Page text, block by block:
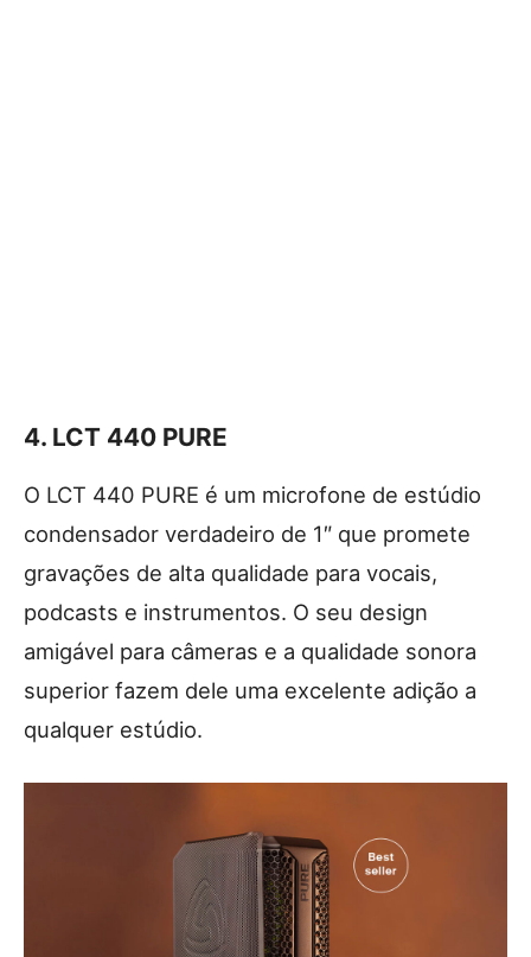
4. LCT 440 PURE
O LCT 440 PURE é um microfone de estúdio
condensador verdadeiro de 1″ que promete
gravações de alta qualidade para vocais,
podcasts e instrumentos. O seu design
amigável para câmeras e a qualidade sonora
superior fazem dele uma excelente adição a
qualquer estúdio.